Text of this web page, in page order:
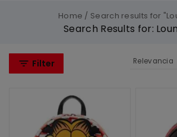
Home / Search results for
Search Results for:
Filter